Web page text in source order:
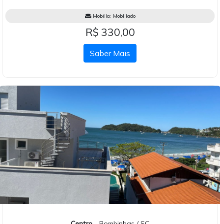
Mobília: Mobiliado
R$ 330,00
Saber Mais